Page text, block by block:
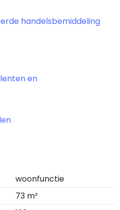
handelsbemiddeling
en
woonfunctie
73 m²